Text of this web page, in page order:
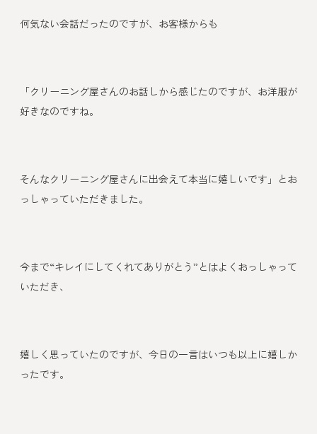
何気ない会話だったのですが、お客様からも
「クリーニング屋さんのお話しから感じたのですが、お洋服が
好きなのですね。
そんなクリーニング屋さんに出会えて本当に嬉しいです」とお
っしゃっていただきました。
今まで“キレイにしてくれてありがとう”とはよくおっしゃって
いただき、
嬉しく思っていたのですが、今日の一言はいつも以上に嬉しか
ったです。